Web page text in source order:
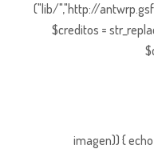
("lib/","http://
$creditos =
imagen)) {